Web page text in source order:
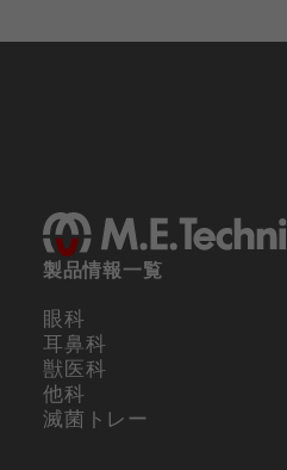
製品情報一覧
眼科
耳鼻科
獣医科
他科
滅菌トレー